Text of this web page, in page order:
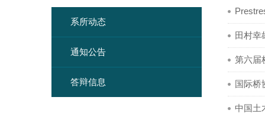
系所动态
通知公告
答辩信息
田村幸
第六届
国际桥
中国土